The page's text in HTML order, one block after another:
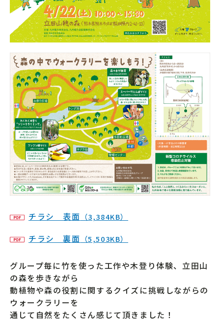
チラシ 表面 （3,384KB）
チラシ 裏面 （5,503KB）
グループ毎に竹を使った工作や木登り体験、立田山
の森を歩きながら
動植物や森の役割に関するクイズに挑戦しながらの
ウォークラリーを
通じて自然をたくさん感じて頂きました！